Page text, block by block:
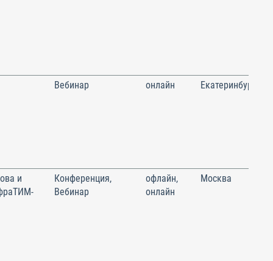
Вебинар онлайн Екатеринбург
и
Конференция,
Вебинар
офлайн,
онлайн
Москва